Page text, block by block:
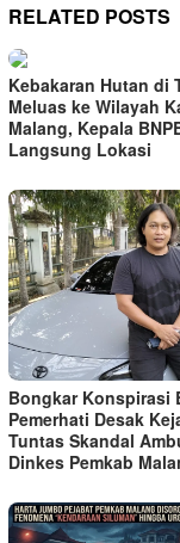
RELATED POSTS
Kebakaran Hutan di
Meluas ke Wilayah
Malang, Kepala
Langsung Lokasi
Bongkar Konspirasi
Pemerhati Desak
Tuntas Skandal
Dinkes Pemkab